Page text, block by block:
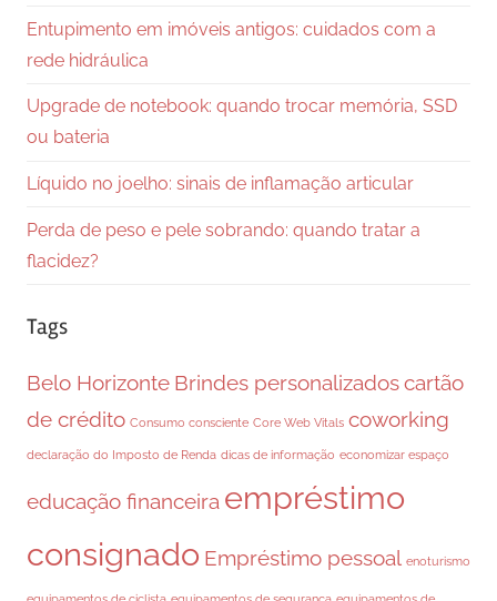
Entupimento em imóveis antigos: cuidados com a
rede hidráulica
Upgrade de notebook: quando trocar memória, SSD
ou bateria
Líquido no joelho: sinais de inflamação articular
Perda de peso e pele sobrando: quando tratar a
flacidez?
Tags
Belo Horizonte Brindes personalizadoscartão
de crédito Consumo consciente Core Web Vitals coworking
declaração do Imposto de Renda dicas de informação economizar espaço
educação financeira empréstimo
consignado Empréstimo pessoal enoturismo